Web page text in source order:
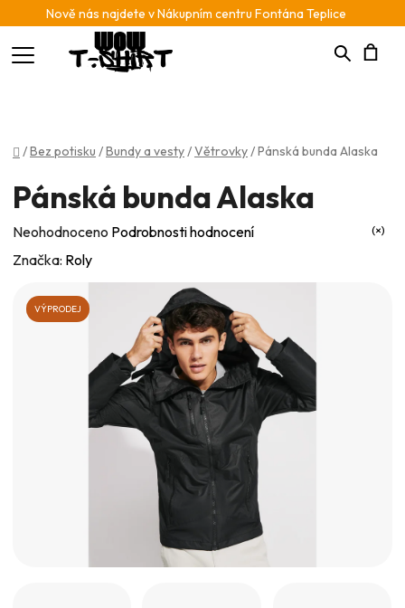
Nově nás najdete v Nákupním centru Fontána Teplice
Hledat
Domů
/Bez potisku /Bundy a vesty/Větrovky/Pánská bunda Alaska
Pánská bunda Alaska
Průměrné
hodnocení
0,0
Neohodnoceno Podrobnosti hodnocení
Značka: Roly
VÝPRODEJ